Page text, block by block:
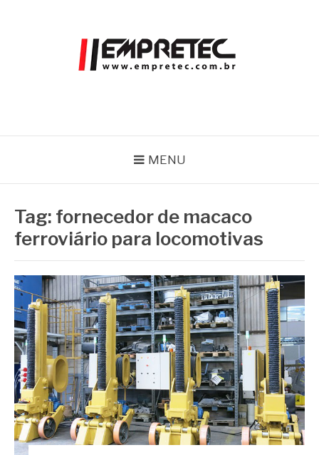
MENU
Tag: fornecedor de macaco
ferroviário para locomotivas